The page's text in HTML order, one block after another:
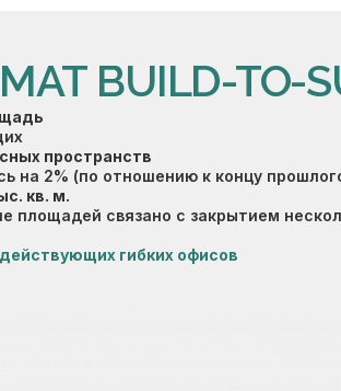
BUILD-TO-
пространств
на 2% (по отношению к концу
кв. м.
площадей связано с закрытием
гибких офисов